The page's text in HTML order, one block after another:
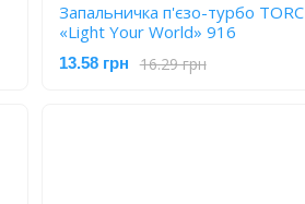
Запальничка п'єзо-турбо
«Light Your World» 916
16.29 грн
13.58 грн